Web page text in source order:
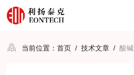
当前位置：首页 /技术文章 /酸碱浓